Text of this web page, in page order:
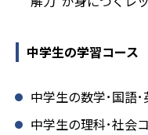
中学生の学習コース
中学生の数学･国語･
中学生の理科･社会